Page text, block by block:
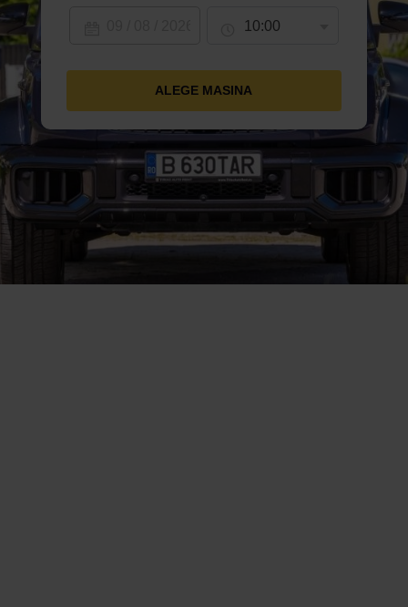
10:00
ALEGE MASINA